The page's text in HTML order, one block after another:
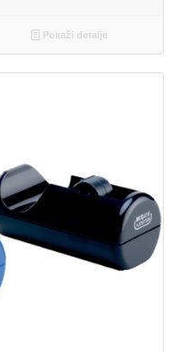
Pokaži detalje